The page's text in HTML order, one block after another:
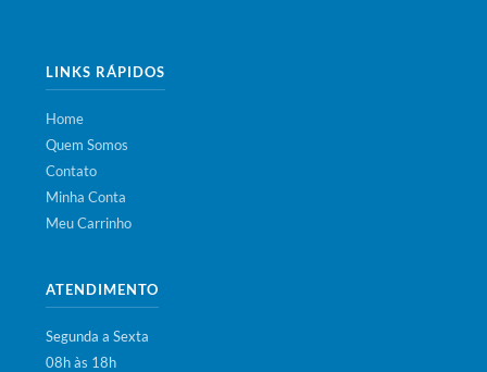
LINKS RÁPIDOS
Home
Quem Somos
Contato
Minha Conta
Meu Carrinho
ATENDIMENTO
Segunda a Sexta
08h às 18h